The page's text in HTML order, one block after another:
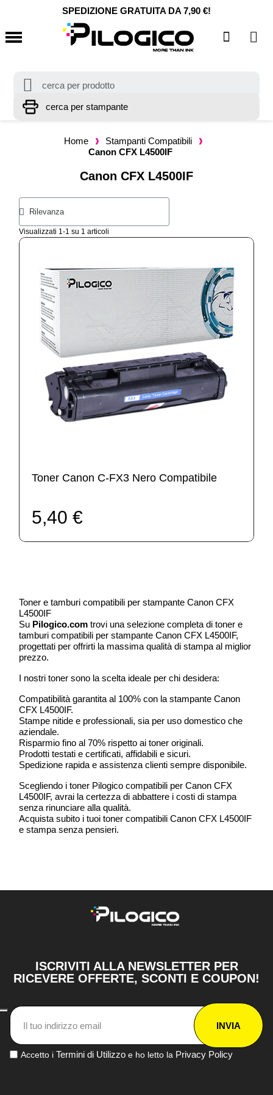
SPEDIZIONE GRATUITA DA 7,90 €!
Home
Stampanti Compatibili
Canon CFX L4500IF
Canon CFX L4500IF
Visualizzati 1-1 su 1 articoli
Toner Canon C-FX3 Nero Compatibile
5,40 €
Toner e tamburi compatibili per stampante Canon CFX
L4500IF
Su Pilogico.com trovi una selezione completa di toner e
tamburi compatibili per stampante Canon CFX L4500IF,
progettati per offrirti la massima qualità di stampa al miglior
prezzo.
I nostri toner sono la scelta ideale per chi desidera:
Compatibilità garantita al 100% con la stampante Canon
CFX L4500IF.
Stampe nitide e professionali, sia per uso domestico che
aziendale.
Risparmio fino al 70% rispetto ai toner originali.
Prodotti testati e certificati, affidabili e sicuri.
Spedizione rapida e assistenza clienti sempre disponibile.
Scegliendo i toner Pilogico compatibili per Canon CFX
L4500IF, avrai la certezza di abbattere i costi di stampa
senza rinunciare alla qualità.
Acquista subito i tuoi toner compatibili Canon CFX L4500IF
e stampa senza pensieri.
ISCRIVITI ALLA NEWSLETTER PER
RICEVERE OFFERTE, SCONTI E COUPON!
INVIA
Accetto i Termini di Utilizzo e ho letto la Privacy Policy